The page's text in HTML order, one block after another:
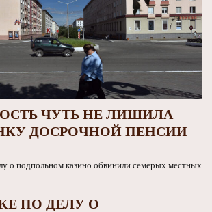
ЧУТЬ НЕ ЛИШИЛА
ДОСРОЧНОЙ ПЕНСИИ
ПО ДЕЛУ О